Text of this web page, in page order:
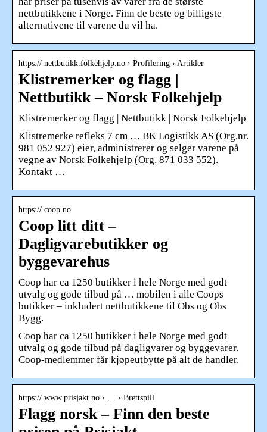
nettbutikkene i Norge. Finn de beste og billigste
alternativene til varene du vil ha.
https:// nettbutikk.folkehjelp.no › Profilering › Artikler
Klistremerker og flagg |
Nettbutikk – Norsk Folkehjelp
Klistremerker og flagg | Nettbutikk | Norsk Folkehjelp
Klistremerke refleks 7 cm … BK Logistikk AS (Org.nr.
981 052 927) eier, administrerer og selger varene på
vegne av Norsk Folkehjelp (Org. 871 033 552).
Kontakt …
https:// coop.no
Coop litt ditt –
Dagligvarebutikker og
byggevarehus
Coop har ca 1250 butikker i hele Norge med godt
utvalg og gode tilbud på … mobilen i alle Coops
butikker – inkludert nettbutikkene til Obs og Obs
Bygg.
Coop har ca 1250 butikker i hele Norge med godt
utvalg og gode tilbud på dagligvarer og byggevarer.
Coop-medlemmer får kjøpeutbytte på alt de handler.
https:// www.prisjakt.no › … › Brettspill
Flagg norsk – Finn den beste